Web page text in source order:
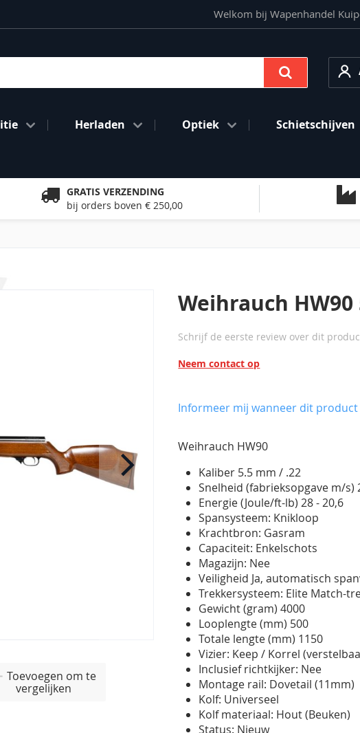
Welkom bij Wapenhandel
Herladen Optiek Schietschijven
GRATIS VERZENDING
bij orders boven € 250,00
Toevoegen om te
vergelijken
Weihrauch HW90
Schrijf de eerste review over dit
Neem contact op
Informeer mij wanneer dit
Weihrauch HW90
Kaliber 5.5 mm / .22
Snelheid (fabrieksopgave m/s)
Energie (Joule/ft-lb) 28 - 20,6
Spansysteem: Knikloop
Krachtbron: Gasram
Capaciteit: Enkelschots
Magazijn: Nee
Veiligheid Ja, automatisch
Trekkersysteem: Elite Match-
Gewicht (gram) 4000
Looplengte (mm) 500
Totale lengte (mm) 1150
Vizier: Keep / Korrel
Inclusief richtkijker: Nee
Montage rail: Dovetail (11mm)
Kolf: Universeel
Kolf materiaal: Hout (Beuken)
Status: Nieuw